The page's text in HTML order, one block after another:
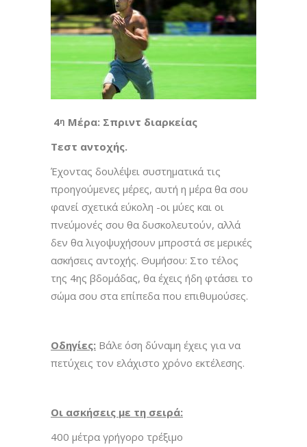
4η Μέρα: Σπριντ διαρκείας
Τεστ αντοχής.
Έχοντας δουλέψει συστηματικά τις
προηγούμενες μέρες, αυτή η μέρα θα σου
φανεί σχετικά εύκολη -οι μύες και οι
πνεύμονές σου θα δυσκολευτούν, αλλά
δεν θα λιγοψυχήσουν μπροστά σε μερικές
ασκήσεις αντοχής. Θυμήσου: Στο τέλος
της 4ης βδομάδας, θα έχεις ήδη φτάσει το
σώμα σου στα επίπεδα που επιθυμούσες.
Οδηγίες: Βάλε όση δύναμη έχεις για να
πετύχεις τον ελάχιστο χρόνο εκτέλεσης.
Οι ασκήσεις με τη σειρά:
400 μέτρα γρήγορο τρέξιμο